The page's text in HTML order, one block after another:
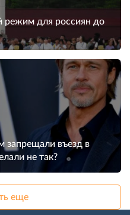
режим для россиян до
запрещали въезд в
не так?
еще